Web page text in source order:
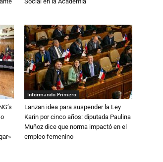
Informando Primero
Lanzan idea para suspender la Ley
Karin por cinco años: diputada Paulina
Muñoz dice que norma impactó en el
empleo femenino